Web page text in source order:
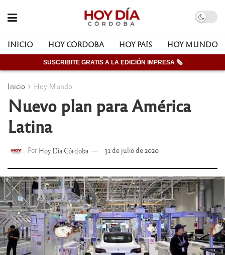
INICIO HOY CÓRDOBA HOY PAÍS HOY MUNDO
SUSCRIBITE GRATIS A LA EDICIÓN IMPRESA 🗞
Inicio Hoy Mundo
Nuevo plan para América
Latina
Por Hoy Dia Córdoba 31 de julio de 2020